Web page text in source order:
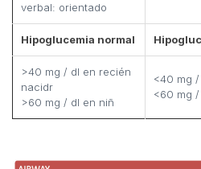
verbal: orientado
Hipoglucemia normal
>40 mg / dl en recién
nacidr
>60 mg / dl en niñ
<40 mg
<60 mg